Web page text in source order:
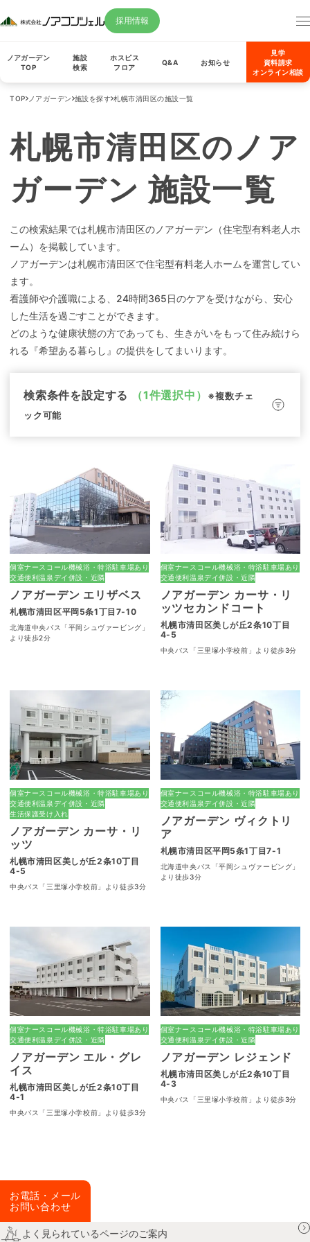
採用情報
ノアガーデン
TOP
施設
検索
ホスピス
フロア
Q&A お知らせ
見学
資料請求
オンライン相談
TOP ノアガーデン 施設を探す 札幌市清田区の施設一覧
札幌市清田区のノア
ガーデン 施設一覧
この検索結果では札幌市清田区のノアガーデン（住宅型有料老人ホ
ーム）を掲載しています。
ノアガーデンは札幌市清田区で住宅型有料老人ホームを運営してい
ます。
看護師や介護職による、24時間365日のケアを受けながら、安心
した生活を過ごすことができます。
どのような健康状態の方であっても、生きがいをもって住み続けら
れる『希望ある暮らし』の提供をしてまいります。
検索条件を設定する （1件選択中）
※複数チェ
ック可能
個室ナースコール機械浴・特浴駐車場あり
交通便利温泉 デイ併設・近隣
ノアガーデン エリザベス
札幌市清田区平岡5条1丁目7-10
北海道中央バス「平岡シュヴァービング」
より徒歩2分
個室ナースコール機械浴・特浴駐車場あり
交通便利温泉デイ併設・近隣
ノアガーデン カーサ・リ
ッツセカンドコート
札幌市清田区美しが丘2条10丁目
4-5
中央バス「三里塚小学校前」より徒歩3分
個室ナースコール機械浴・特浴駐車場あり
交通便利温泉 デイ併設・近隣
生活保護受け入れ
ノアガーデン カーサ・リ
ッツ
札幌市清田区美しが丘2条10丁目
4-5
中央バス「三里塚小学校前」より徒歩3分
個室ナースコール機械浴・特浴駐車場あり
交通便利温泉デイ併設・近隣
ノアガーデン ヴィクトリ
ア
札幌市清田区平岡5条1丁目7-1
北海道中央バス「平岡シュヴァービング」
より徒歩3分
個室ナースコール機械浴・特浴駐車場あり
交通便利温泉 デイ併設・近隣
ノアガーデン エル・グレ
イス
札幌市清田区美しが丘2条10丁目
4-1
中央バス「三里塚小学校前」より徒歩3分
個室ナースコール機械浴・特浴駐車場あり
交通便利 温泉デイ併設・近隣
ノアガーデン レジェンド
札幌市清田区美しが丘2条10丁目
4-3
中央バス「三里塚小学校前」より徒歩3分
お電話・メール
お問い合わせ
よく見られているページのご案内